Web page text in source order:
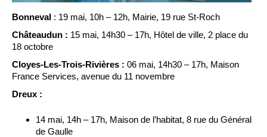
Bonneval : 19 mai, 10h – 12h, Mairie, 19 rue St-Roch
Châteaudun : 15 mai, 14h30 – 17h, Hôtel de ville, 2 place du
18 octobre
Cloyes-Les-Trois-Rivières : 06 mai, 14h30 – 17h, Maison
France Services, avenue du 11 novembre
Dreux :
14 mai, 14h – 17h, Maison de l’habitat, 8 rue du Général
de Gaulle